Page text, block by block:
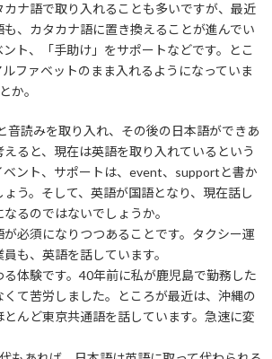
ナ語で取り入れることも多いですが、最近
、カタカナ語に置き換えることが進んでい
ト、「手助け」をサポートなどです。とこ
ファベットのまま入れるようになっていま
か。
音読みを取り入れ、その後の日本語ができあ
ると、現在は英語を取り入れているという
ベント、サポートは、event、supportと書か
う。そして、英語が国語となり、現在話し
るのではないでしょうか。
必須になりつつあることです。タクシー運
も、英語を話しています。
る体験です。40年前に私が鹿児島で勤務した
くて苦労しました。ところが最近は、沖縄の
んど東京共通語を話しています。急速に変